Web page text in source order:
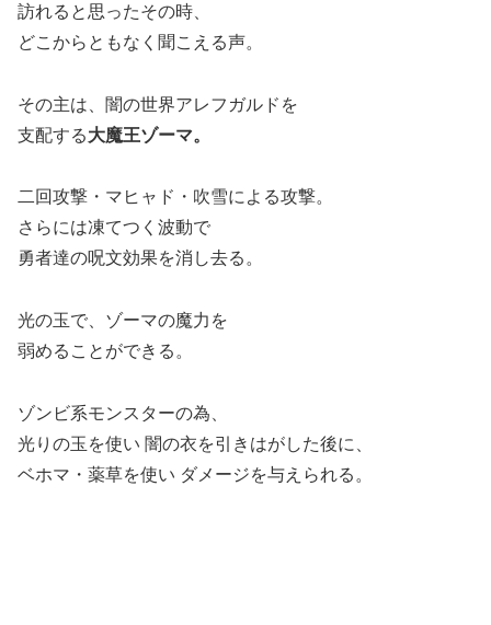
訪れると思ったその時、
どこからともなく聞こえる声。
その主は、闇の世界アレフガルドを
支配する大魔王ゾーマ。
二回攻撃・マヒャド・吹雪による攻撃。
さらには凍てつく波動で
勇者達の呪文効果を消し去る。
光の玉で、ゾーマの魔力を
弱めることができる。
ゾンビ系モンスターの為、
光りの玉を使い 闇の衣を引きはがした後に、
ベホマ・薬草を使い ダメージを与えられる。